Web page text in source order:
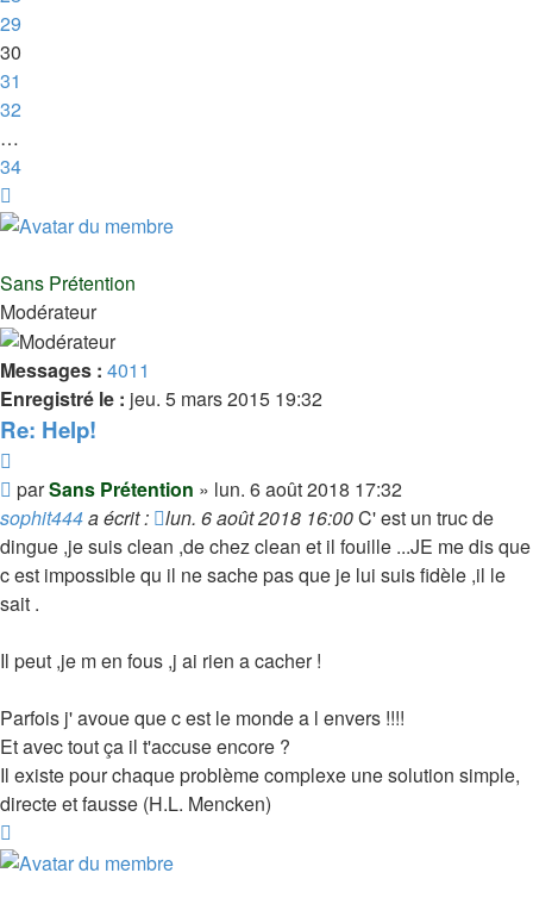
29
30
31
32
…
34
Sans Prétention
Modérateur
Messages : 4011
Enregistré le : jeu. 5 mars 2015 19:32
Re: Help!
Message
parSans Prétention » lun. 6 août 2018 17:32
sophit444a écrit : lun. 6 août 2018 16:00C' est un truc de
dingue ,je suis clean ,de chez clean et il fouille ...JE me dis que
c est impossible qu il ne sache pas que je lui suis fidèle ,il le
sait .
Il peut ,je m en fous ,j ai rien a cacher !
Parfois j' avoue que c est le monde a l envers !!!!
Et avec tout ça il t'accuse encore ?
Il existe pour chaque problème complexe une solution simple,
directe et fausse (H.L. Mencken)